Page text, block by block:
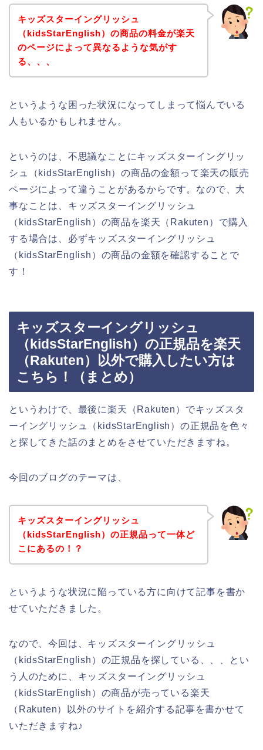
キッズスターイングリッシュ
（kidsStarEnglish）の商品の料金が楽天
のページによって異なるような気がす
る、、、
というような困った状況になってしまって悩んでいる
人もいるかもしれません。
というのは、不思議なことにキッズスターイングリッ
シュ（kidsStarEnglish）の商品の金額って楽天の販売
ページによって違うことがあるからです。なので、大
事なことは、キッズスターイングリッシュ
（kidsStarEnglish）の商品を楽天（Rakuten）で購入
する場合は、必ずキッズスターイングリッシュ
（kidsStarEnglish）の商品の金額を確認することで
す！
キッズスターイングリッシュ
（kidsStarEnglish）の正規品を楽天
（Rakuten）以外で購入したい方は
こちら！（まとめ）
というわけで、最後に楽天（Rakuten）でキッズスタ
ーイングリッシュ（kidsStarEnglish）の正規品を色々
と探してきた話のまとめをさせていただきますね。
今回のブログのテーマは、
キッズスターイングリッシュ
（kidsStarEnglish）の正規品って一体ど
こにあるの！？
というような状況に陥っている方に向けて記事を書か
せていただきました。
なので、今回は、キッズスターイングリッシュ
（kidsStarEnglish）の正規品を探している、、、とい
う人のために、キッズスターイングリッシュ
（kidsStarEnglish）の商品が売っている楽天
（Rakuten）以外のサイトを紹介する記事を書かせて
いただきますね♪